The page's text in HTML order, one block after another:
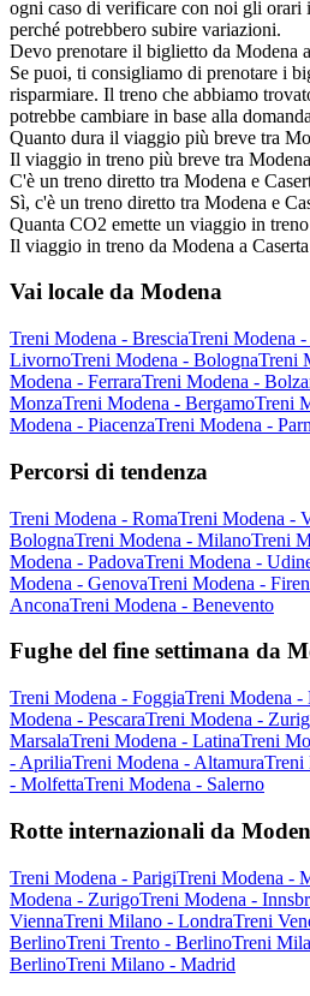
ogni caso di verificare con noi gli orari
perché potrebbero subire variazioni.
Devo prenotare il biglietto da Modena
Se puoi, ti consigliamo di prenotare i
risparmiare. Il treno che abbiamo
potrebbe cambiare in base alla
Quanto dura il viaggio più breve tra
Il viaggio in treno più breve tra
C'è un treno diretto tra Modena e
Sì, c'è un treno diretto tra Modena e
Quanta CO2 emette un viaggio in
Il viaggio in treno da Modena a
Vai locale da Modena
Treni Modena - BresciaTreni Modena
LivornoTreni Modena - BolognaTreni
Modena - FerraraTreni Modena -
MonzaTreni Modena - BergamoTreni
Modena - PiacenzaTreni Modena -
Percorsi di tendenza
Treni Modena - RomaTreni Modena -
BolognaTreni Modena - MilanoTreni
Modena - PadovaTreni Modena -
Modena - GenovaTreni Modena -
AnconaTreni Modena - Benevento
Fughe del fine settimana da
Treni Modena - FoggiaTreni Modena -
Modena - PescaraTreni Modena -
MarsalaTreni Modena - LatinaTreni
- ApriliaTreni Modena - AltamuraTreni
- MolfettaTreni Modena - Salerno
Rotte internazionali da
Treni Modena - ParigiTreni Modena -
Modena - ZurigoTreni Modena -
ViennaTreni Milano - LondraTreni
BerlinoTreni Trento - BerlinoTreni
BerlinoTreni Milano - Madrid